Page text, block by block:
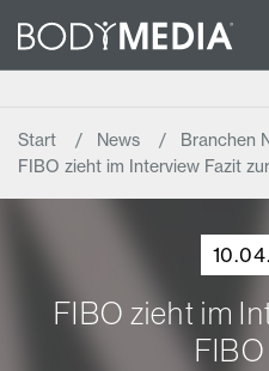
Start News
Branchen
FIBO zieht im Interview Fazit
FIBO zieht im